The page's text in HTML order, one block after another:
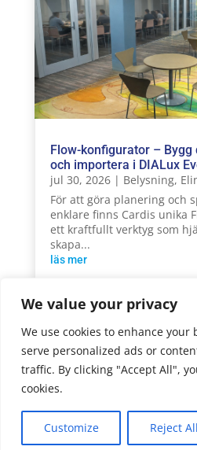
We value your privacy
We use cookies to enhance your
serve personalized ads or
traffic. By clicking "Accept All",
cookies.
Customize Reject All
Flow-konfigurator –
och importera i DIALux
jul 30, 2026| Belysning,
För att göra planering och
enklare finns Cardis unika
ett kraftfullt verktyg som
skapa...
läs mer
« Äldre inlägg
Copyright © 2025
Reserved.
We are using cookies to give you
website.
You can find out more about which
Accept